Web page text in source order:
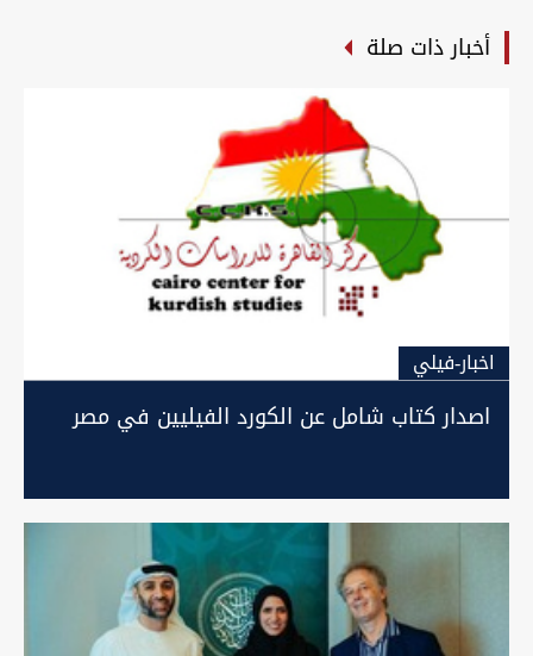
أخبار ذات صلة
اخبار-فيلي
اصدار كتاب شامل عن الكورد الفيليين في مصر